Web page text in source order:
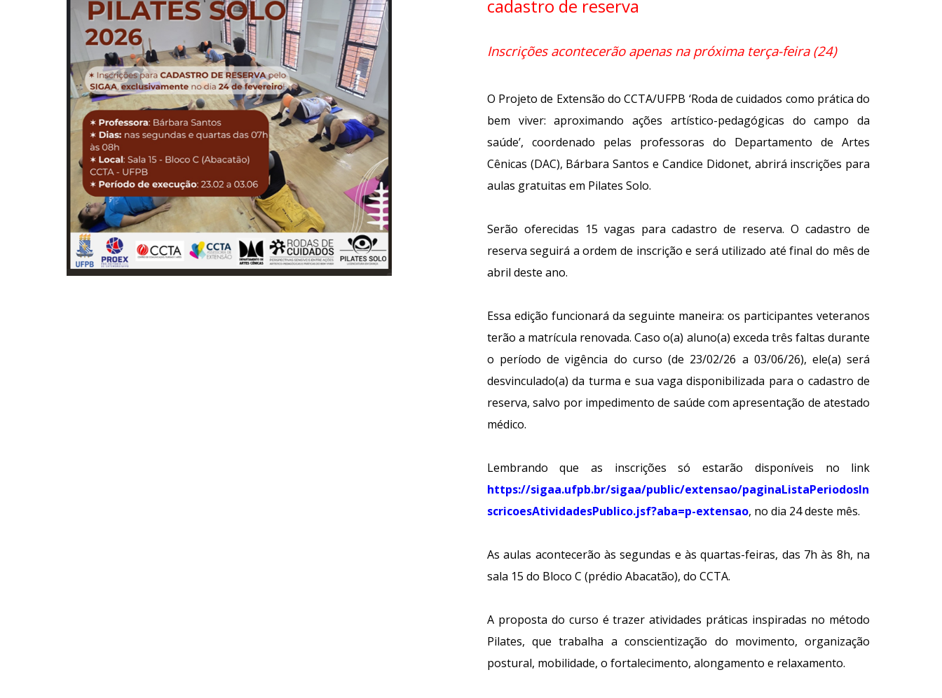
cadastro de reserva
Inscrições acontecerão apenas na próxima terça-feira (24)
O Projeto de Extensão do CCTA/UFPB ‘Roda de cuidados como prática do
bem viver: aproximando ações artístico-pedagógicas do campo da
saúde’, coordenado pelas professoras do Departamento de Artes
Cênicas (DAC), Bárbara Santos e Candice Didonet, abrirá inscrições para
aulas gratuitas em Pilates Solo.
Serão oferecidas 15 vagas para cadastro de reserva. O cadastro de
reserva seguirá a ordem de inscrição e será utilizado até final do mês de
abril deste ano.
Essa edição funcionará da seguinte maneira: os participantes veteranos
terão a matrícula renovada. Caso o(a) aluno(a) exceda três faltas durante
o período de vigência do curso (de 23/02/26 a 03/06/26), ele(a) será
desvinculado(a) da turma e sua vaga disponibilizada para o cadastro de
reserva, salvo por impedimento de saúde com apresentação de atestado
médico.
Lembrando que as inscrições só estarão disponíveis no link
https://sigaa.ufpb.br/sigaa/public/extensao/paginaListaPeriodosIn
scricoesAtividadesPublico.jsf?aba=p-extensao, no dia 24 deste mês.
As aulas acontecerão às segundas e às quartas-feiras, das 7h às 8h, na
sala 15 do Bloco C (prédio Abacatão), do CCTA.
A proposta do curso é trazer atividades práticas inspiradas no método
Pilates, que trabalha a conscientização do movimento, organização
postural, mobilidade, o fortalecimento, alongamento e relaxamento.